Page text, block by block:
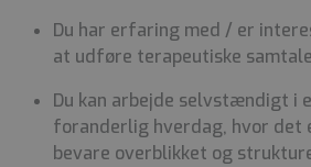
Du har erfaring med / er
at udføre terapeutiske
Du kan arbejde selvstændigt i
foranderlig hverdag, hvor det
bevare overblikket og